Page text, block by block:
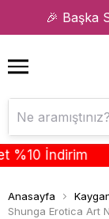
🎉 Başka
İndirim
Anasayfa
Shunga Erotica Art